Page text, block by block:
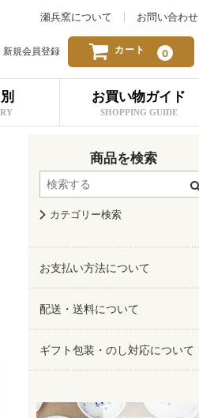
瀬兵窯について お問い合わせ
新規会員登録 カート 0
お買い物ガイド
SHOPPING GUIDE
商品を検索
カテゴリー検索
お支払い方法について
配送・送料について
ギフト包装・のし対応について